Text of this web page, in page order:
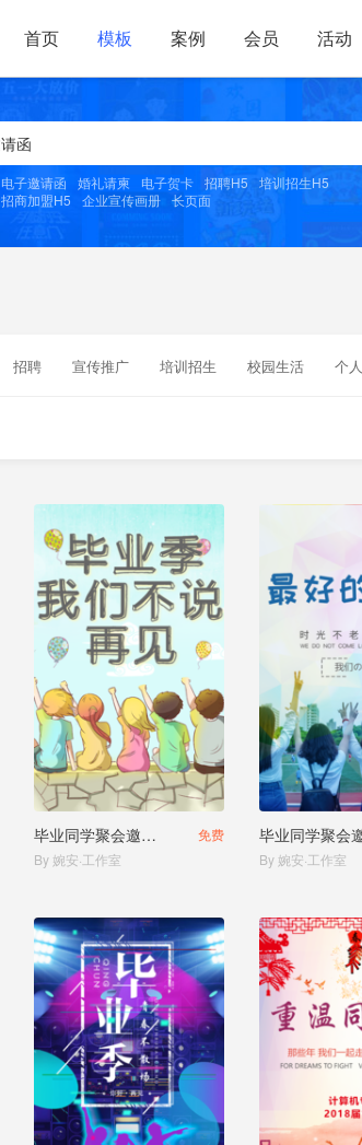
首页 模板 案例 会员 活动
电子邀请函 婚礼请柬 电子贺卡 招聘H5
培训招生H5
招商加盟H5
企业宣传画册 长页面
招聘 宣传推广 培训招生 校园生活 个人
毕业同学聚会邀请函电子相册
免费
By 婉安·工作室
By 婉安·工作室